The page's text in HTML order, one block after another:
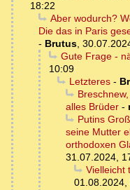
18:22
Aber wodurch?
Die das in Paris
- Brutus,
Gute Frage -
10:09
Letzteres-
alles Brüder -
Putins
seine Mutter
orthodoxen
31.07.2024,
Vielleicht
01.08.2024,